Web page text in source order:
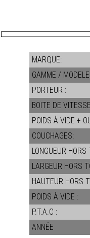
MARQUE:
GAMME /
PORTEUR :
BOITE DE
POIDS À VIDE +
COUCHAGES:
LONGUEUR HORS
LARGEUR HORS
HAUTEUR HORS
POIDS À VIDE :
P.T.A.C :
ANNÉE